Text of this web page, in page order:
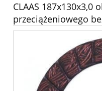
CLAAS 187x130x3,0
przeciążeniowego